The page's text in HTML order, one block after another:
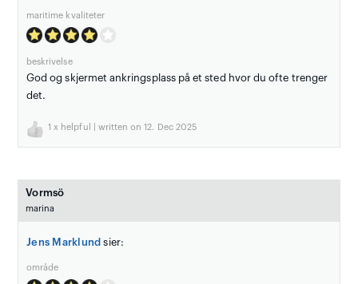
maritime kvaliteter
beskrivelse
God og skjermet ankringsplass på et sted hvor du ofte trenger
det.
1 x helpful | written on 12. Dec 2025
Vormsö
marina
Jens Marklund sier:
område